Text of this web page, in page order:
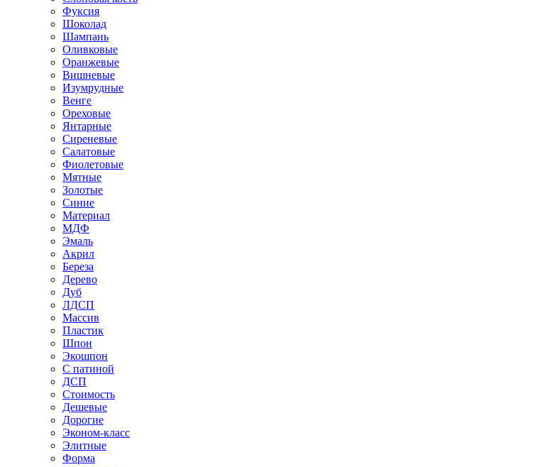
Фуксия
Шоколад
Шампань
Оливковые
Оранжевые
Вишневые
Изумрудные
Венге
Ореховые
Янтарные
Сиреневые
Салатовые
Фиолетовые
Мятные
Золотые
Синие
Материал
МДФ
Эмаль
Акрил
Береза
Дерево
Дуб
ЛДСП
Массив
Пластик
Шпон
Экошпон
С патиной
ДСП
Стоимость
Дешевые
Дорогие
Эконом-класс
Элитные
Форма